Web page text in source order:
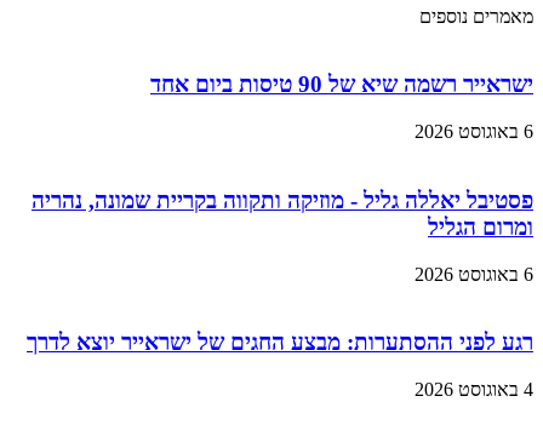
מאמרים נוספים
ישראייר רשמה שיא של 90 טיסות ביום אחד
6 באוגוסט 2026
פסטיבל יאללה גליל - מוזיקה ותקווה בקריית שמונה, נהריה
ומרום הגליל
6 באוגוסט 2026
רגע לפני ההסתערות: מבצע החגים של ישראייר יוצא לדרך
4 באוגוסט 2026